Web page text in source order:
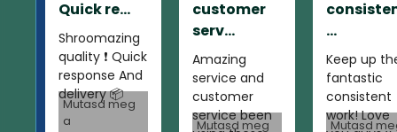
Quick re...
Shroomazing
quality ❗️ Quick
response And
delivery 📦
Mutasd meg
a
customer
serv...
Amazing
service and
customer
service been
Mutasd meg
...
Keep up
fantastic
consistent
work! Love
Mutasd